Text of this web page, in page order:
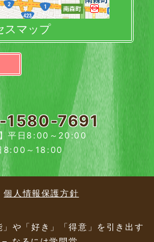
スマップ
7691
】平日8:00～20:00
8:00～18:00
個人情報保護方針
や「好き」「得意」を引き出す